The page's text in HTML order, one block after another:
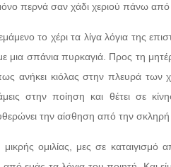
περνά σαν χάδι χεριού πάνω
το χέρι τα λίγα λόγια της
μια σπάνια πυρκαγιά. Προς τη
ανήκει κιόλας στην πλευρά των
στην ποίηση και θέτει σε
την αίσθηση από την
ομιλίας, μες σε καταιγισμό